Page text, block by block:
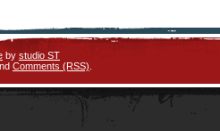
by studio ST
Comments (RSS)